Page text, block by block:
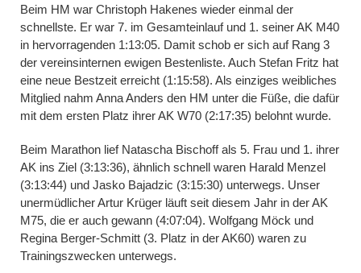
Beim HM war Christoph Hakenes wieder einmal der
schnellste. Er war 7. im Gesamteinlauf und 1. seiner AK M40
in hervorragenden 1:13:05. Damit schob er sich auf Rang 3
der vereinsinternen ewigen Bestenliste. Auch Stefan Fritz hat
eine neue Bestzeit erreicht (1:15:58). Als einziges weibliches
Mitglied nahm Anna Anders den HM unter die Füße, die dafür
mit dem ersten Platz ihrer AK W70 (2:17:35) belohnt wurde.
Beim Marathon lief Natascha Bischoff als 5. Frau und 1. ihrer
AK ins Ziel (3:13:36), ähnlich schnell waren Harald Menzel
(3:13:44) und Jasko Bajadzic (3:15:30) unterwegs. Unser
unermüdlicher Artur Krüger läuft seit diesem Jahr in der AK
M75, die er auch gewann (4:07:04). Wolfgang Möck und
Regina Berger-Schmitt (3. Platz in der AK60) waren zu
Trainingszwecken unterwegs.